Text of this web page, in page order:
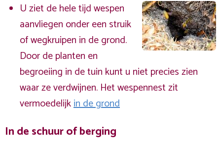
U ziet de hele tijd wespen
aanvliegen onder een struik
of wegkruipen in de grond.
Door de planten en
begroeiing in de tuin kunt u niet precies zien
waar ze verdwijnen. Het wespennest zit
vermoedelijkin de grond
In de schuur of berging